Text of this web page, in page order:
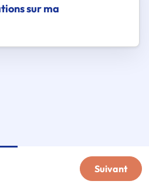
sur ma
Suivant